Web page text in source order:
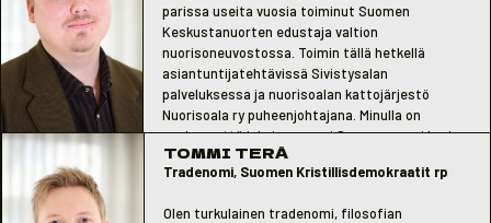
parissa useita vuosia toiminut Suomen
Keskustanuorten edustaja valtion
nuorisoneuvostossa. Toimin tällä hetkellä
asiantuntijatehtävissä Sivistysalan
palveluksessa ja nuorisoalan kattojärjestö
Nuorisoala ry puheenjohtajana. Minulla on
unelma, että jokainen nuori Suomessa voi hyvin
ja tuntee olevansa tärkeä osa yhteiskuntaa,
siksi toimin ilolla ja mielenkiinnolla valtion
TOMMI TERÄ
Tradenomi, Suomen Kristillisdemokraatit rp
Olen turkulainen tradenomi, filosofian